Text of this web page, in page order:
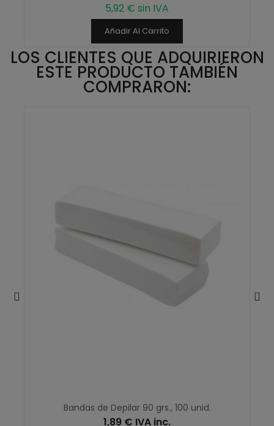
5,92 € sin IVA
Añadir Al Carrito
LOS CLIENTES QUE ADQUIRIERON
ESTE PRODUCTO TAMBIÉN
COMPRARON:
Bandas de Depilar 90 grs., 100 unid.
1,89 € IVA inc.